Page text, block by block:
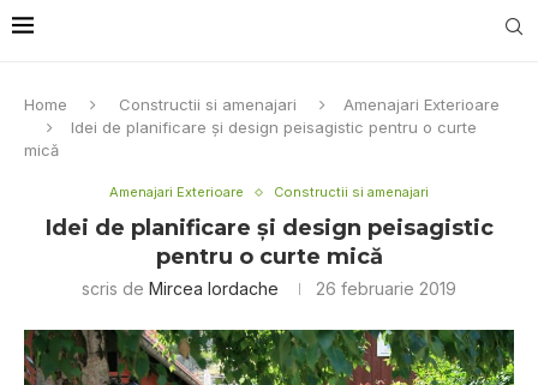
Home Constructii si amenajari
Amenajari Exterioare
Idei de planificare şi design peisagistic pentru o curte
mică
Amenajari Exterioare Constructii si amenajari
Idei de planificare şi design peisagistic
pentru o curte mică
scris de Mircea Iordache 26 februarie 2019